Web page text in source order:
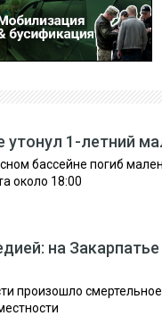
утонул 1-летний
бассейне погиб
около 18:00
на
произошло